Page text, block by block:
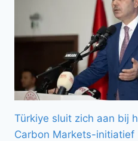
Türkiye sluit zich aan bij
Carbon Markets-initiatief